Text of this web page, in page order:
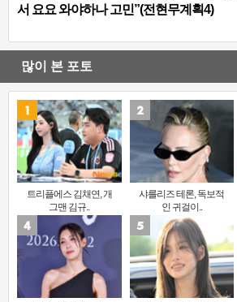
서 요요 와야하나 고민”(전현무계획4)
많이 본 포토
트리플에스 김채연, 개
그맨 김규..
샤를리즈 테론, 독보적
인 귀걸이..